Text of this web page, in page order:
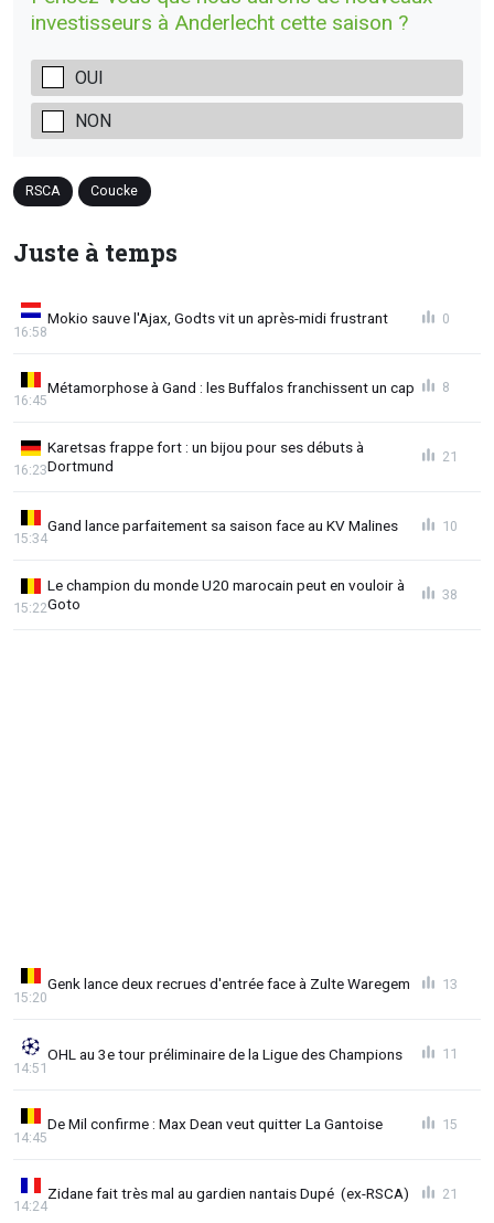
investisseurs à Anderlecht cette saison ?
OUI
NON
RSCA Coucke
Juste à temps
Mokio sauve l'Ajax, Godts vit un après-midi frustrant
16:58
0
Métamorphose à Gand : les Buffalos franchissent un cap
16:45
8
Karetsas frappe fort : un bijou pour ses débuts à
Dortmund
16:23
21
Gand lance parfaitement sa saison face au KV Malines
15:34
10
Le champion du monde U20 marocain peut en vouloir à
Goto
15:22
38
Genk lance deux recrues d'entrée face à Zulte Waregem
15:20
13
OHL au 3e tour préliminaire de la Ligue des Champions
14:51
11
De Mil confirme : Max Dean veut quitter La Gantoise
14:45
15
Zidane fait très mal au gardien nantais Dupé (ex-RSCA)
14:24
21